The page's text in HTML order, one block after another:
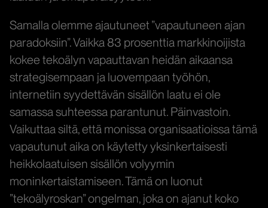
Samalla olemme ajautuneet ”vapautuneen ajan
paradoksiin”. Vaikka 83 prosenttia markkinoijista
kokee tekoälyn vapauttavan heidän aikaansa
strategisempaan ja luovempaan työhön,
internetiin syydettävän sisällön laatu ei ole
samassa suhteessa parantunut. Päinvastoin.
Vaikuttaa siltä, että monissa organisaatioissa tämä
vapautunut aika on käytetty yksinkertaisesti
heikkolaatuisen sisällön volyymin
moninkertaistamiseen. Tämä on luonut
”tekoälyroskan” ongelman, joka on ajanut koko